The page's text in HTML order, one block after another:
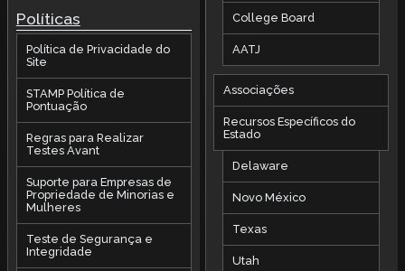
Políticas
Política de Privacidade do
Site
STAMP Política de
Pontuação
Regras para Realizar
Testes Avant
Suporte para Empresas de
Propriedade de Minorias e
Mulheres
Teste de Segurança e
Integridade
College Board
AATJ
Associações
Recursos Específicos do
Estado
Delaware
Novo México
Texas
Utah